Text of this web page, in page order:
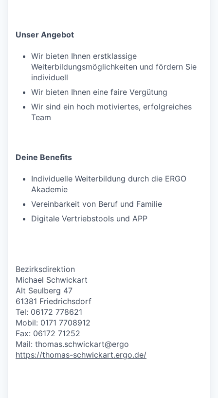
Unser Angebot
Wir bieten Ihnen erstklassige
Weiterbildungsmöglichkeiten und fördern Sie
individuell
Wir bieten Ihnen eine faire Vergütung
Wir sind ein hoch motiviertes, erfolgreiches
Team
Deine Benefits
Individuelle Weiterbildung durch die ERGO
Akademie
Vereinbarkeit von Beruf und Familie
Digitale Vertriebstools und APP
Bezirksdirektion
Michael Schwickart
Alt Seulberg 47
61381 Friedrichsdorf
Tel: 06172 778621
Mobil: 0171 7708912
Fax: 06172 71252
Mail: thomas.schwickart@ergo
https://thomas-schwickart.ergo.de/